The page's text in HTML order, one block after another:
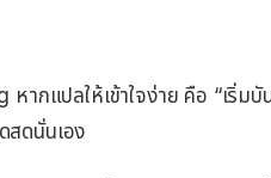
ากแปลให้เข้าใจง่าย คือ “เริ่ม
สดนั่นเอง